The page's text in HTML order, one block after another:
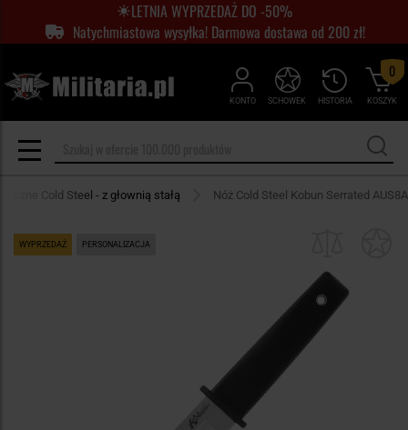
LETNIA WYPRZEDAŻ DO -50%
Natychmiastowa wysyłka! Darmowa dostawa od 200 zł!
KONTO HISTORIA
SCHOWEK KOSZYK
0
Cold Steel - z głownią stałą Nóż Cold Steel Kobun Serrated AUS8A
WYPRZEDAŻ PERSONALIZACJA